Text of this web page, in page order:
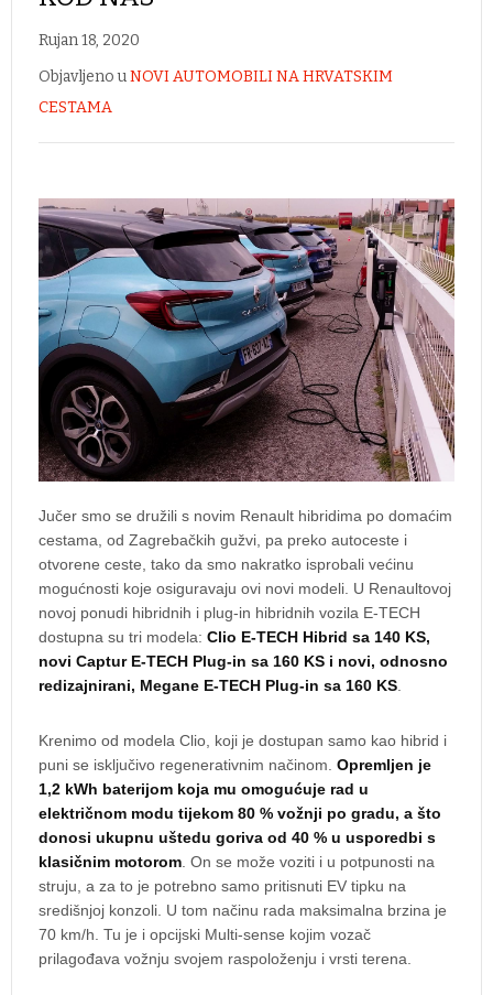
Rujan 18, 2020
Objavljeno uNOVI AUTOMOBILI NA HRVATSKIM
CESTAMA
Jučer smo se družili s novim Renault hibridima po domaćim
cestama, od Zagrebačkih gužvi, pa preko autoceste i
otvorene ceste, tako da smo nakratko isprobali većinu
mogućnosti koje osiguravaju ovi novi modeli. U Renaultovoj
novoj ponudi hibridnih i plug-in hibridnih vozila E-TECH
dostupna su tri modela: Clio E-TECH Hibrid sa 140 KS,
novi Captur E-TECH Plug-in sa 160 KS i novi, odnosno
redizajnirani, Megane E-TECH Plug-in sa 160 KS
Krenimo od modela Clio, koji je dostupan samo kao hibrid i
puni se isključivo regenerativnim načinom. Opremljen je
1,2 kWh baterijom koja mu omogućuje rad u
električnom modu tijekom 80 % vožnji po gradu, a što
donosi ukupnu uštedu goriva od 40 % u usporedbi s
klasičnim motorom . On se može voziti i u potpunosti na
struju, a za to je potrebno samo pritisnuti EV tipku na
središnjoj konzoli. U tom načinu rada maksimalna brzina je
70 km/h. Tu je i opcijski Multi-sense kojim vozač
prilagođava vožnju svojem raspoloženju i vrsti terena.